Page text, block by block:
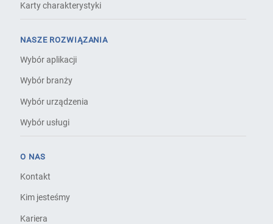
Karty charakterystyki
NASZE ROZWIĄZANIA
Wybór aplikacji
Wybór branży
Wybór urządzenia
Wybór usługi
O NAS
Kontakt
Kim jesteśmy
Kariera